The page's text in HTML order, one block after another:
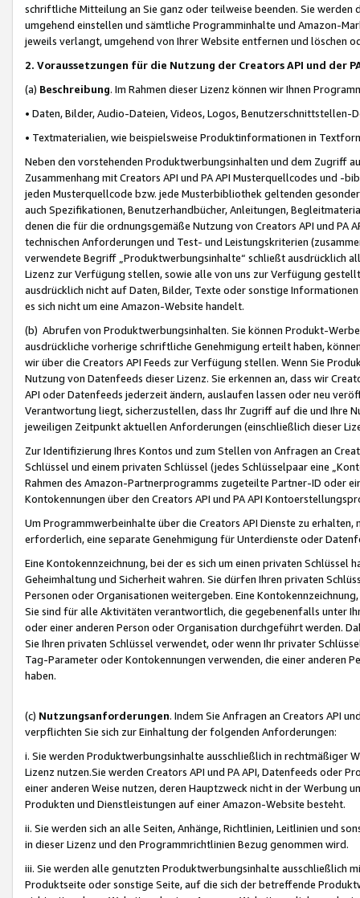
schriftliche Mitteilung an Sie ganz oder teilweise beenden. Sie werden
umgehend einstellen und sämtliche Programminhalte und Amazon-
jeweils verlangt, umgehend von Ihrer Website entfernen und löschen
2. Voraussetzungen für die Nutzung der Creators API und der
(a) Beschreibung. Im Rahmen dieser Lizenz können wir Ihnen
• Daten, Bilder, Audio-Dateien, Videos, Logos, Benutzerschnittstellen-
• Textmaterialien, wie beispielsweise Produktinformationen in
Neben den vorstehenden Produktwerbungsinhalten und dem Zugriff
Zusammenhang mit Creators API und PA API Musterquellcodes und
jeden Musterquellcode bzw. jede Musterbibliothek geltenden
auch Spezifikationen, Benutzerhandbücher, Anleitungen,
denen die für die ordnungsgemäße Nutzung von Creators API und PA
technischen Anforderungen und Test- und Leistungskriterien
verwendete Begriff „Produktwerbungsinhalte“ schließt ausdrücklich
Lizenz zur Verfügung stellen, sowie alle von uns zur Verfügung
ausdrücklich nicht auf Daten, Bilder, Texte oder sonstige
es sich nicht um eine Amazon-Website handelt.
(b) Abrufen von Produktwerbungsinhalten. Sie können Produkt-
ausdrückliche vorherige schriftliche Genehmigung erteilt haben,
wir über die Creators API Feeds zur Verfügung stellen. Wenn Sie
Nutzung von Datenfeeds dieser Lizenz. Sie erkennen an, dass wir
API oder Datenfeeds jederzeit ändern, auslaufen lassen oder neu
Verantwortung liegt, sicherzustellen, dass Ihr Zugriff auf die und Ihre
jeweiligen Zeitpunkt aktuellen Anforderungen (einschließlich dieser
Zur Identifizierung Ihres Kontos und zum Stellen von Anfragen an
Schlüssel und einem privaten Schlüssel (jedes Schlüsselpaar eine
Rahmen des Amazon-Partnerprogramms zugeteilte Partner-ID oder
Kontokennungen über den Creators API und PA API
Um Programmwerbeinhalte über die Creators API Dienste zu
erforderlich, eine separate Genehmigung für Unterdienste oder
Eine Kontokennzeichnung, bei der es sich um einen privaten
Geheimhaltung und Sicherheit wahren. Sie dürfen Ihren privaten
Personen oder Organisationen weitergeben. Eine
Sie sind für alle Aktivitäten verantwortlich, die gegebenenfalls unter
oder einer anderen Person oder Organisation durchgeführt werden.
Sie Ihren privaten Schlüssel verwendet, oder wenn Ihr privater
Tag-Parameter oder Kontokennungen verwenden, die einer anderen
haben.
(c) Nutzungsanforderungen. Indem Sie Anfragen an Creators API
verpflichten Sie sich zur Einhaltung der folgenden Anforderungen:
i. Sie werden Produktwerbungsinhalte ausschließlich in rechtmäßiger
Lizenz nutzen.Sie werden Creators API und PA API, Datenfeeds oder
einer anderen Weise nutzen, deren Hauptzweck nicht in der Werbung
Produkten und Dienstleistungen auf einer Amazon-Website besteht.
ii. Sie werden sich an alle Seiten, Anhänge, Richtlinien, Leitlinien und
in dieser Lizenz und den Programmrichtlinien Bezug genommen wird.
iii. Sie werden alle genutzten Produktwerbungsinhalte ausschließlich
Produktseite oder sonstige Seite, auf die sich der betreffende